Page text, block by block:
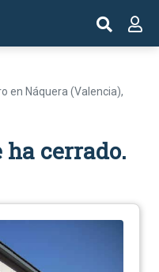
en Náquera (Valencia),
ha cerrado.